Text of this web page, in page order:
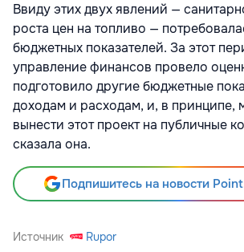
Ввиду этих двух явлений —
роста цен на топливо —
бюджетных показателей. За этот
управление финансов провело
подготовило другие бюджетные
доходам и расходам, и, в принципе,
вынести этот проект на публичные
сказала она.
Подпишитесь на новости
Источник Rupor